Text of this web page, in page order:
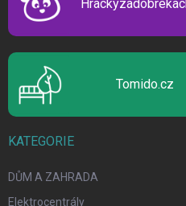
Tomido.cz
KATEGORIE
DŮM A ZAHRADA
Elektrocentrály